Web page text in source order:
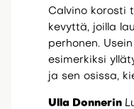
Calvino korosti
kevyttä, joilla
perhonen.
esimerkiksi
ja sen osissa,
Ulla Donnerin